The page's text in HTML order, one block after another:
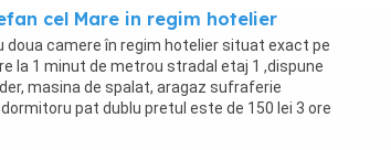
cel Mare in regim hotelier
doua camere în regim hotelier situat exact pe
la 1 minut de metrou stradal etaj 1 ,dispune
masina de spalat, aragaz sufraferie
pat dublu pretul este de 150 lei 3 ore